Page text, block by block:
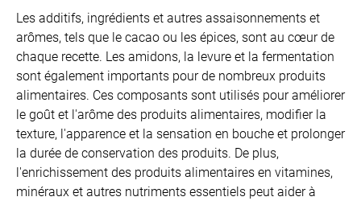
Les additifs, ingrédients et autres assaisonnements et
arômes, tels que le cacao ou les épices, sont au cœur de
chaque recette. Les amidons, la levure et la fermentation
sont également importants pour de nombreux produits
alimentaires. Ces composants sont utilisés pour améliorer
le goût et l'arôme des produits alimentaires, modifier la
texture, l'apparence et la sensation en bouche et prolonger
la durée de conservation des produits. De plus,
l'enrichissement des produits alimentaires en vitamines,
minéraux et autres nutriments essentiels peut aider à